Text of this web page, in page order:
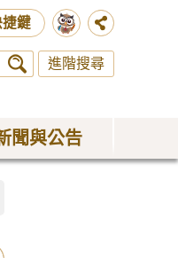
鍵
進階搜尋
聞與公告